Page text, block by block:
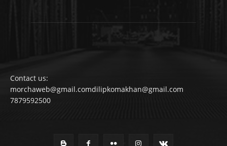
Contact us:
morchaweb@gmail.comdilipkomakhan@gmail.com
7879592500